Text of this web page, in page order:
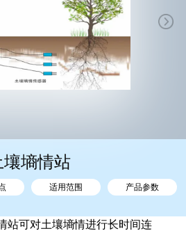
墒情站
适用范围 产品参数
站可对土壤墒情进行长时间连